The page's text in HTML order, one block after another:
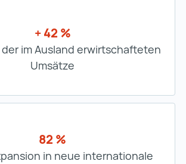
+ 42 %
im Ausland erwirtschafteten
Umsätze
82 %
in neue internationale